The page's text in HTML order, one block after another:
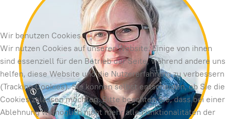
Wir benutzen Cookies
Wir nutzen Cookies auf unserer Website. Einige von ihnen
sind essenziell für den Betrieb der Seite, während andere uns
helfen, diese Website und die Nutzererfahrung zu verbessern
(Tracking Cookies). Sie können selbst entscheiden, ob Sie die
Cookies zulassen möchten. Bitte beachten Sie, dass bei einer
Ablehnung womöglich nicht mehr alle Funktionalitäten der